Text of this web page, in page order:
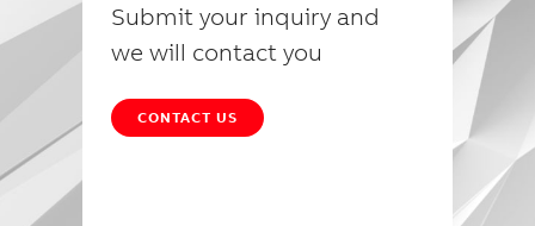
Submit your inquiry and
we will contact you
CONTACT US